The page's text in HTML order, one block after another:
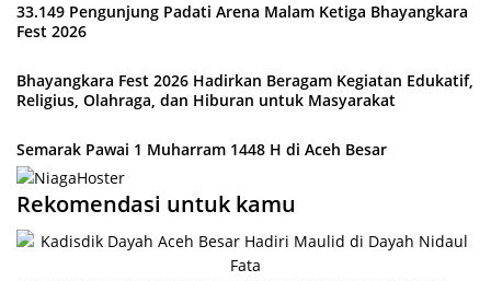
33.149 Pengunjung Padati Arena Malam Ketiga Bhayangkara
Fest 2026
Bhayangkara Fest 2026 Hadirkan Beragam Kegiatan Edukatif,
Religius, Olahraga, dan Hiburan untuk Masyarakat
Semarak Pawai 1 Muharram 1448 H di Aceh Besar
Rekomendasi untuk kamu